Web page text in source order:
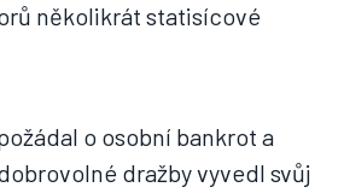
několikrát statisícové
o osobní bankrot a
dražby vyvedl svůj